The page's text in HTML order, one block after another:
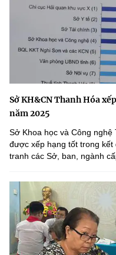
Sở KH&CN Thanh Hóa
năm 2025
Sở Khoa học và Công
được xếp hạng tốt trong kết
tranh các Sở, ban, ngành